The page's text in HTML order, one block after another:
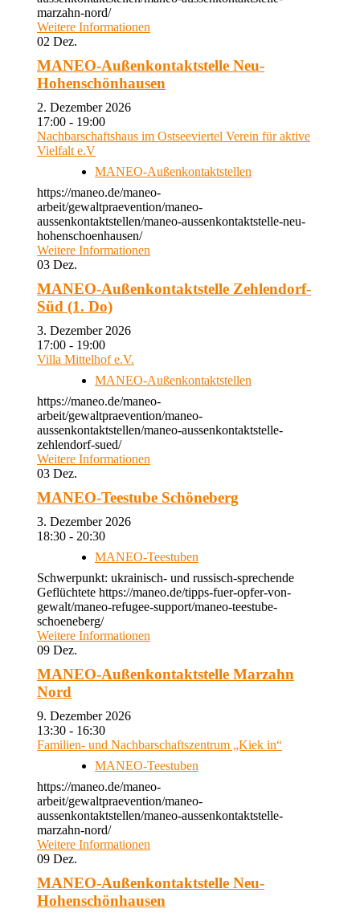
marzahn-nord/
Weitere Informationen
02 Dez.
MANEO-Außenkontaktstelle Neu-
Hohenschönhausen
2. Dezember 2026
17:00 - 19:00
Nachbarschaftshaus im Ostseeviertel Verein für aktive
Vielfalt e.V
MANEO-Außenkontaktstellen
https://maneo.de/maneo-
arbeit/gewaltpraevention/maneo-
aussenkontaktstellen/maneo-aussenkontaktstelle-neu-
hohenschoenhausen/
Weitere Informationen
03 Dez.
MANEO-Außenkontaktstelle Zehlendorf-
Süd (1. Do)
3. Dezember 2026
17:00 - 19:00
Villa Mittelhof e.V.
MANEO-Außenkontaktstellen
https://maneo.de/maneo-
arbeit/gewaltpraevention/maneo-
aussenkontaktstellen/maneo-aussenkontaktstelle-
zehlendorf-sued/
Weitere Informationen
03 Dez.
MANEO-Teestube Schöneberg
3. Dezember 2026
18:30 - 20:30
MANEO-Teestuben
Schwerpunkt: ukrainisch- und russisch-sprechende
Geflüchtete https://maneo.de/tipps-fuer-opfer-von-
gewalt/maneo-refugee-support/maneo-teestube-
schoeneberg/
Weitere Informationen
09 Dez.
MANEO-Außenkontaktstelle Marzahn
Nord
9. Dezember 2026
13:30 - 16:30
Familien- und Nachbarschaftszentrum „Kiek in“
MANEO-Teestuben
https://maneo.de/maneo-
arbeit/gewaltpraevention/maneo-
aussenkontaktstellen/maneo-aussenkontaktstelle-
marzahn-nord/
Weitere Informationen
09 Dez.
MANEO-Außenkontaktstelle Neu-
Hohenschönhausen